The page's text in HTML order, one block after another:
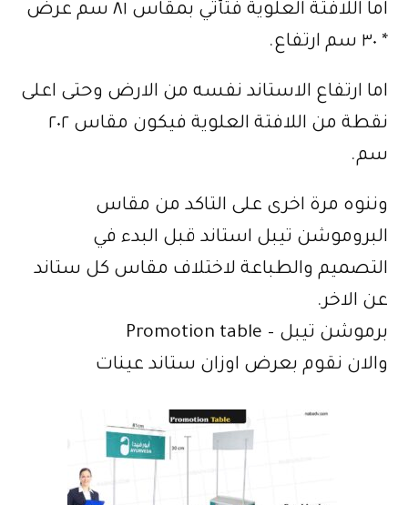
اما اللافتة العلوية فتأتي بمقاس ٨١ سم عرض
* ٣٠ سم ارتفاع.
اما ارتفاع الاستاند نفسه من الارض وحتى اعلى
نقطة من اللافتة العلوية فيكون مقاس ٢٠٢
سم.
وننوه مرة اخرى على التاكد من مقاس
البروموشن تيبل استاند قبل البدء في
التصميم والطباعة لاختلاف مقاس كل ستاند
عن الاخر.
برموشن تيبل – Promotion table
والان نقوم بعرض اوزان ستاند عينات